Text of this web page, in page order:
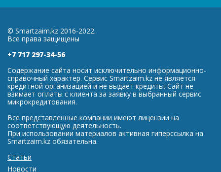
© Smartzaim.kz 2016-2022.
Все права защищены
+7 717 297-34-56
Содержание сайта носит исключительно информационно-
справочный характер. Сервис Smartzaim.kz не является
кредитной организацией и не выдает кредиты. Сайт не
взимает оплаты с клиента за заявку в выбранный сервис
микрокредитования.
Все представленные компании имеют лицензии на
соответствующую деятельность.
При использовании материалов активная гиперссылка на
Smartzaim.kz обязательна.
Статьи
Новости